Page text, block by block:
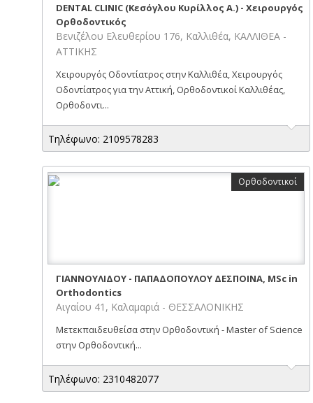
DENTAL CLINIC (Κεσόγλου Κυρίλλος Α.) - Χειρουργός
Ορθοδοντικός
Βενιζέλου Ελευθερίου 176, Καλλιθέα, ΚΑΛΛΙΘΕΑ -
ΑΤΤΙΚΗΣ
Χειρουργός Οδοντίατρος στην Καλλιθέα, Χειρουργός
Οδοντίατρος για την Αττική, Ορθοδοντικοί Καλλιθέας,
Ορθοδοντι...
Τηλέφωνο: 2109578283
Ορθοδοντικοί
ΓΙΑΝΝΟΥΛΙΔΟΥ - ΠΑΠΑΔΟΠΟΥΛΟΥ ΔΕΣΠΟΙΝΑ, MSc in
Orthodontics
Αιγαίου 41, Καλαμαριά - ΘΕΣΣΑΛΟΝΙΚΗΣ
Μετεκπαιδευθείσα στην Ορθοδοντική - Master of Science
στην Ορθοδοντική...
Τηλέφωνο: 2310482077